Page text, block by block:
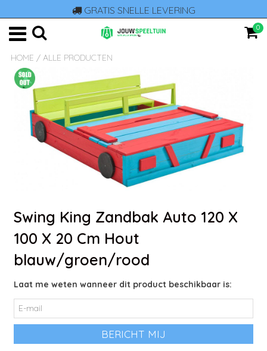
GRATIS SNELLE LEVERING
0
HOME / ALLE PRODUCTEN
Swing King Zandbak Auto 120 X
100 X 20 Cm Hout
blauw/groen/rood
Laat me weten wanneer dit product beschikbaar is: